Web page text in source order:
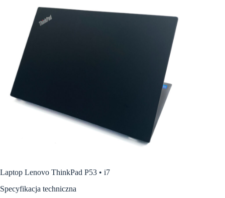
Laptop Lenovo ThinkPad P53 • i7
Specyfikacja techniczna